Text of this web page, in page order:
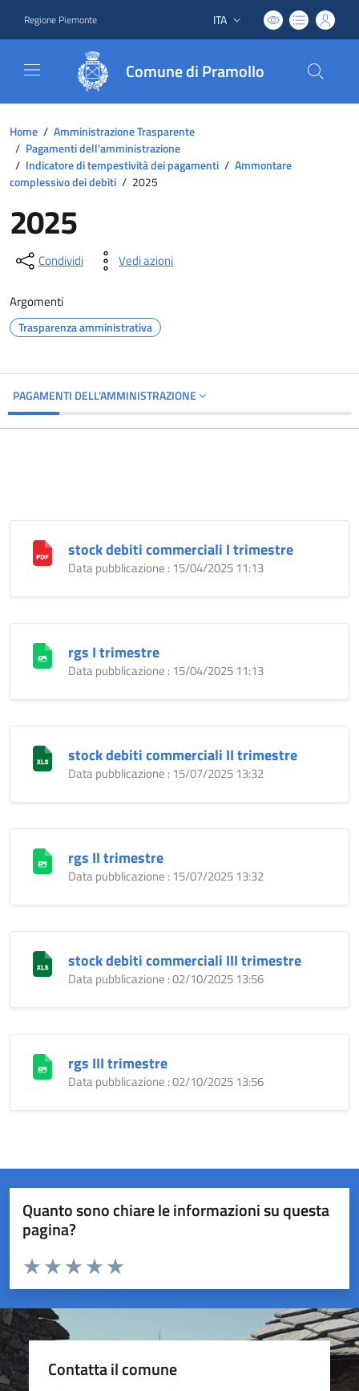
Regione Piemonte Lingua attiva:
ITA
Comune di Pramollo
Home / Amministrazione Trasparente
/ Pagamenti dell'amministrazione
/ Indicatore di tempestività dei pagamenti / Ammontare
complessivo dei debiti / 2025
2025
Condividi Vedi azioni
Argomenti
Trasparenza amministrativa
PAGAMENTI DELL'AMMINISTRAZIONE
stock debiti commerciali I trimestre
Data pubblicazione : 15/04/2025 11:13
rgs I trimestre
Data pubblicazione : 15/04/2025 11:13
stock debiti commerciali II trimestre
Data pubblicazione : 15/07/2025 13:32
rgs II trimestre
Data pubblicazione : 15/07/2025 13:32
stock debiti commerciali III trimestre
Data pubblicazione : 02/10/2025 13:56
rgs III trimestre
Data pubblicazione : 02/10/2025 13:56
Quanto sono chiare le informazioni su questa
pagina?
Valuta da 1 a 5 stelle la pagina
Valuta 5 stelle su 5
Valuta 4 stelle su 5
Valuta 3 stelle su 5
Valuta 2 stelle su 5
Valuta 1 stelle su 5
Contatta il comune